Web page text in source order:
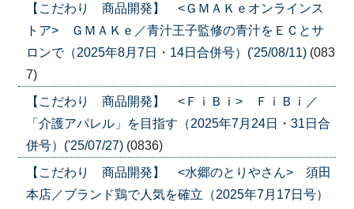
【こだわり 商品開発】 <ＧＭＡＫｅオンラインス
トア> ＧＭＡＫｅ／青汁王子監修の青汁をＥＣとサ
ロンで（2025年8月7日・14日合併号）('25/08/11) (083
7)
【こだわり 商品開発】 <ＦｉＢｉ> ＦｉＢｉ／
「介護アパレル」を目指す（2025年7月24日・31日合
併号）('25/07/27) (0836)
【こだわり 商品開発】 <水郷のとりやさん> 須田
本店／ブランド鶏で人気を確立（2025年7月17日号）